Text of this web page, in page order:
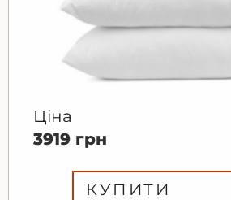
Ціна
3919 грн
КУПИТИ